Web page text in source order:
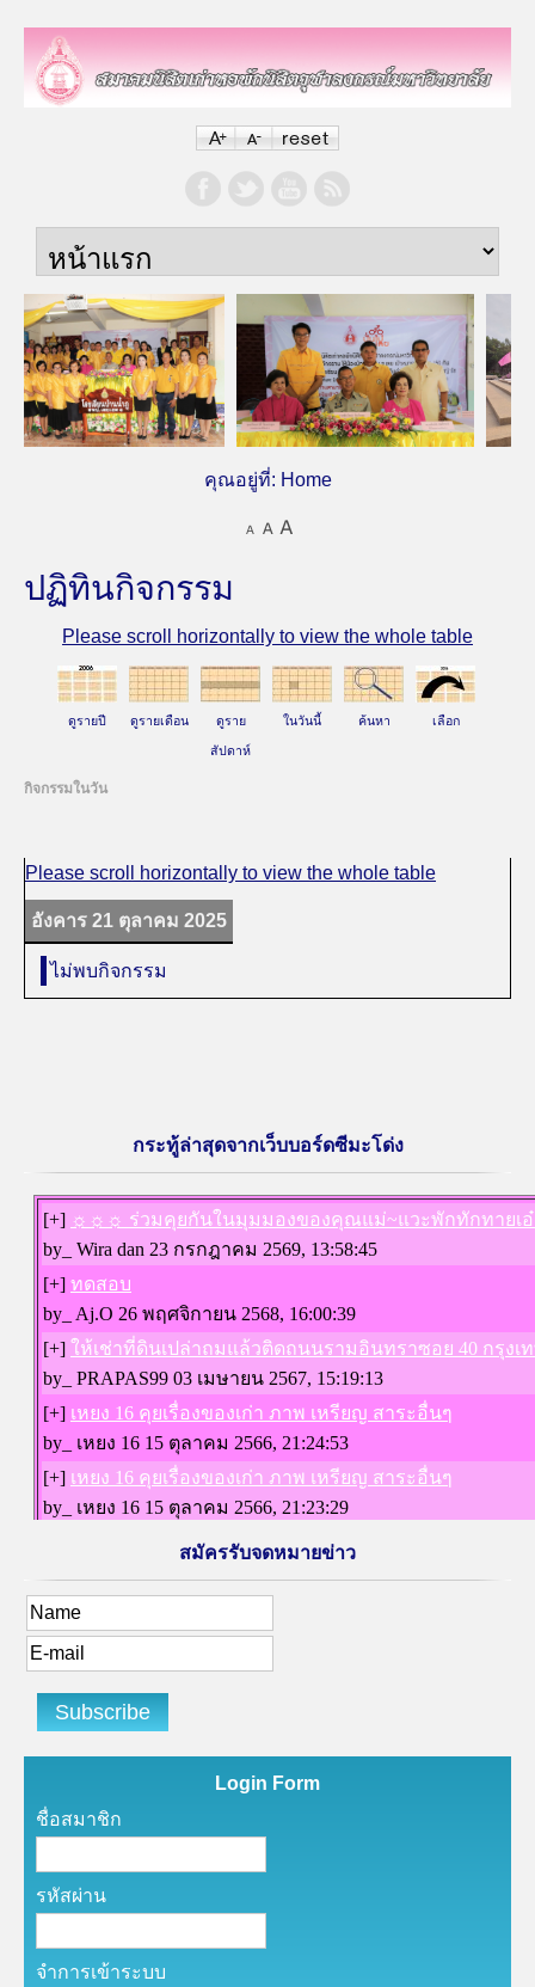
คุณอยู่ที่: Home
ปฏิทินกิจกรรม
ดูรายปี ดูรายเดือน ดูราย
สัปดาห์
ในวันนี้ ค้นหา เลือก
กิจกรรมในวัน
อังคาร 21 ตุลาคม 2025
ไม่พบกิจกรรม
กระทู้ล่าสุดจากเว็บบอร์ดซีมะโด่ง
สมัครรับจดหมายข่าว
Login Form
ชื่อสมาชิก
รหัสผ่าน
จำการเข้าระบบ